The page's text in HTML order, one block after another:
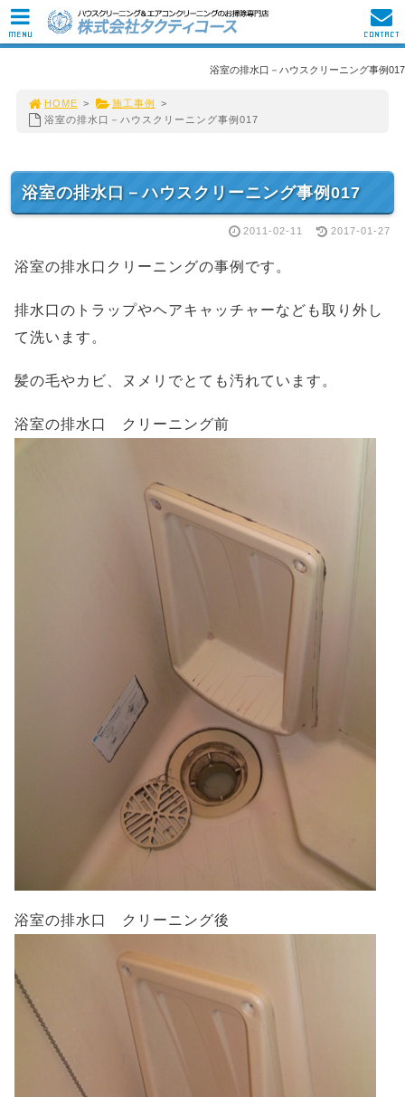
浴室の排水口－ハウスクリーニング事例017
HOME > 施工事例
>
浴室の排水口－ハウスクリーニング事例017
浴室の排水口－ハウスクリーニング事例017
2011-02-11 2017-01-27
浴室の排水口クリーニングの事例です。
排水口のトラップやヘアキャッチャーなども取り外し
て洗います。
髪の毛やカビ、ヌメリでとても汚れています。
浴室の排水口 クリーニング前
浴室の排水口 クリーニング後
MENU CONTACT